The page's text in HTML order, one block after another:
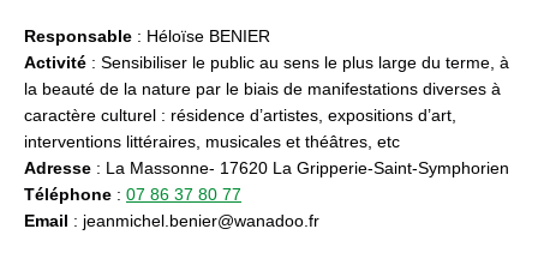
Responsable : Héloïse BENIER
Activité : Sensibiliser le public au sens le plus large du terme, à
la beauté de la nature par le biais de manifestations diverses à
caractère culturel : résidence d’artistes, expositions d’art,
interventions littéraires, musicales et théâtres, etc
Adresse : La Massonne- 17620 La Gripperie-Saint-Symphorien
Téléphone : 07 86 37 80 77
Email : jeanmichel.benier@wanadoo.fr